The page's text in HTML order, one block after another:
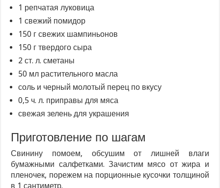
1 репчатая луковица
1 свежий помидор
150 г свежих шампиньонов
150 г твердого сыра
2 ст. л. сметаны
50 мл растительного масла
соль и черный молотый перец по вкусу
0,5 ч. л. приправы для мяса
свежая зелень для украшения
Приготовление по шагам
Свинину помоем, обсушим от лишней влаги
бумажными салфетками. Зачистим мясо от жира и
пленочек, порежем на порционные кусочки толщиной
в 1 сантиметр.